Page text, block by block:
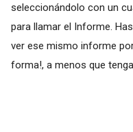
seleccionándolo con un
para llamar el Informe.
ver ese mismo informe
forma!, a menos que